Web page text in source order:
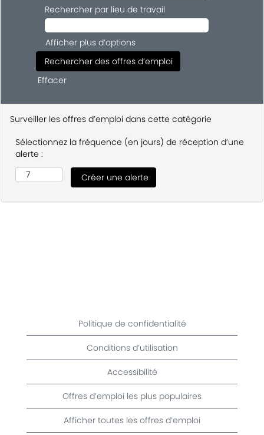
Rechercher par lieu de travail
Afficher plus d’options
Effacer
Surveiller les offres d’emploi dans cette catégorie
Sélectionnez la fréquence (en jours) de réception d’une
alerte :
Politique de confidentialité
Conditions d’utilisation
Accessibilité
Offres d’emploi les plus populaires
Afficher toutes les offres d’emploi